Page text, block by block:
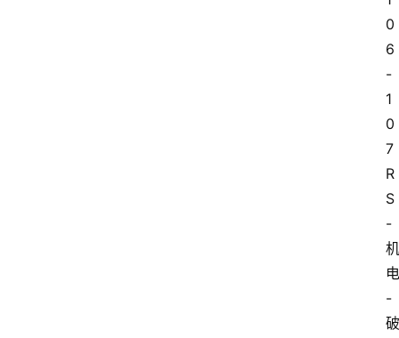
0
6
-
1
0
7
R
S
-
机
电
-
破